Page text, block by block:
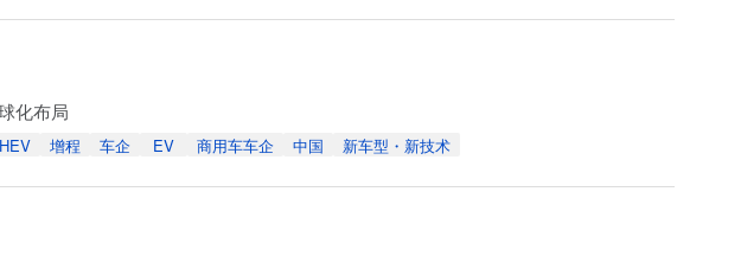
化布局
增程 车企 EV 商用车车企 中国 新车型・新技术